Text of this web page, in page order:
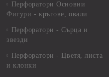
Перфоратори Основни
Фигури - кръгове, овали
Перфоратори - Сърца и
звезди
Перфоратори - Цветя, листа
и клонки